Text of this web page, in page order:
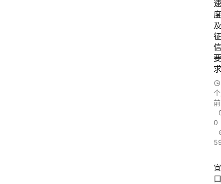
速
度
及
征
信
要
求
前
0
宜
口